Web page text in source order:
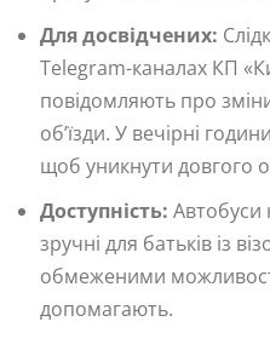
Для досвідчених:
Telegram-каналах КП
повідомляють про
об’їзди. У вечірні
щоб уникнути довгого
Доступність: Автобуси
зручні для батьків із
обмеженими
допомагають.